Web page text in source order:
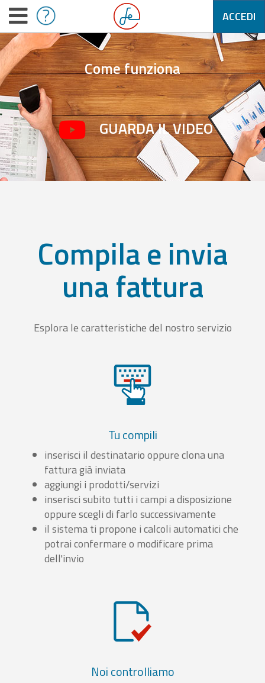
ACCEDI
Come funziona
GUARDA IL VIDEO
Compila e invia
una fattura
Esplora le caratteristiche del nostro servizio
Tu compili
inserisci il destinatario oppure clona una
fattura già inviata
aggiungi i prodotti/servizi
inserisci subito tutti i campi a disposizione
oppure scegli di farlo successivamente
il sistema ti propone i calcoli automatici che
potrai confermare o modificare prima
dell'invio
Noi controlliamo